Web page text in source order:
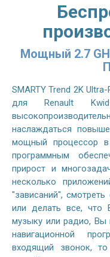
Мощный 2.7
SMARTY Trend 2K
для Renault
наслаждаться
мощный процессор в
программным
прирост и
несколько
"зависаний",
или делать все, что
музыку или радио, Вы
навигационной
входящий звонок, то